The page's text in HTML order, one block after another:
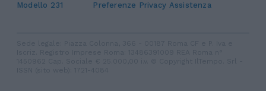
Modello 231
Preferenze Privacy Assistenza